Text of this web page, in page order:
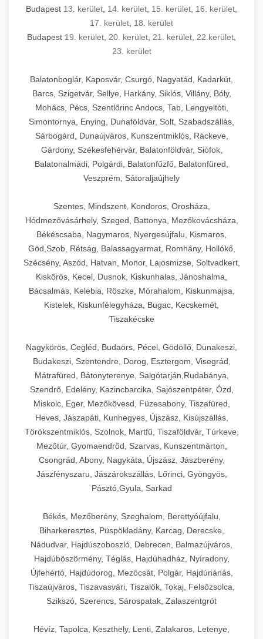
Budapest 13. kerület 14. kerület 15. kerület 16. kerület
17. kerület 18. kerület
Budapest 19. kerület 20. kerület 21. kerület 22.kerület
23. kerület
Balatonboglár, Kaposvár, Csurgó, Nagyatád, Kadarkút,
Barcs, Szigetvár, Sellye, Harkány, Siklós, Villány, Bóly,
Mohács, Pécs, Szentlőrinc Andocs, Tab, Lengyeltóti,
Simontornya, Enying, Dunaföldvár, Solt, Szabadszállás,
Sárbogárd, Dunaújváros, Kunszentmiklós, Ráckeve,
Gárdony, Székesfehérvár, Balatonföldvár, Siófok,
Balatonalmádi, Polgárdi, Balatonfűzfő, Balatonfüred,
Veszprém, Sátoraljaújhely
Szentes, Mindszent, Kondoros, Orosháza,
Hódmezővásárhely, Szeged, Battonya, Mezőkovácsháza,
Békéscsaba, Nagymaros, Nyergesújfalu, Kismaros,
Göd,Szob, Rétság, Balassagyarmat, Romhány, Hollókő,
Szécsény, Aszód, Hatvan, Monor, Lajosmizse, Soltvadkert,
Kiskőrös, Kecel, Dusnok, Kiskunhalas, Jánoshalma,
Bácsalmás, Kelebia, Röszke, Mórahalom, Kiskunmajsa,
Kistelek, Kiskunfélegyháza, Bugac, Kecskemét,
Tiszakécske
Nagykörös, Cegléd, Budaörs, Pécel, Gödöllő, Dunakeszi,
Budakeszi, Szentendre, Dorog, Esztergom, Visegrád,
Mátrafüred, Bátonyterenye, Salgótarján,Rudabánya,
Szendrő, Edelény, Kazincbarcika, Sajószentpéter, Ózd,
Miskolc, Eger, Mezőkövesd, Füzesabony, Tiszafüred,
Heves, Jászapáti, Kunhegyes, Újszász, Kisújszállás,
Törökszentmiklós, Szolnok, Martfű, Tiszaföldvár, Túrkeve,
Mezőtúr, Gyomaendrőd, Szarvas, Kunszentmárton,
Csongrád, Abony, Nagykáta, Újszász, Jászberény,
Jászfényszaru, Jászárokszállás, Lőrinci, Gyöngyös,
Pásztó,Gyula, Sarkad
Békés, Mezőberény, Szeghalom, Berettyóújfalu,
Biharkeresztes, Püspökladány, Karcag, Derecske,
Nádudvar, Hajdúszoboszló, Debrecen, Balmazújváros,
Hajdúböszörmény, Téglás, Hajdúhadház, Nyíradony,
Újfehértó, Hajdúdorog, Mezőcsát, Polgár, Hajdúnánás,
Tiszaújváros, Tiszavasvári, Tiszalök, Tokaj, Felsőzsolca,
Szikszó, Szerencs, Sárospatak, Zalaszentgrót
Hévíz, Tapolca, Keszthely, Lenti, Zalakaros, Letenye,